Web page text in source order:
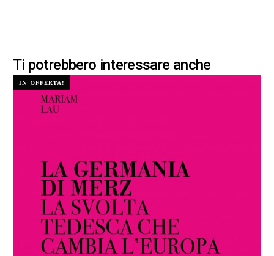
Ti potrebbero interessare anche
IN OFFERTA!